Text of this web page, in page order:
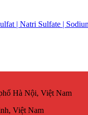
| Natri Sulfate |
Hà Nội, Việt Nam
Việt Nam